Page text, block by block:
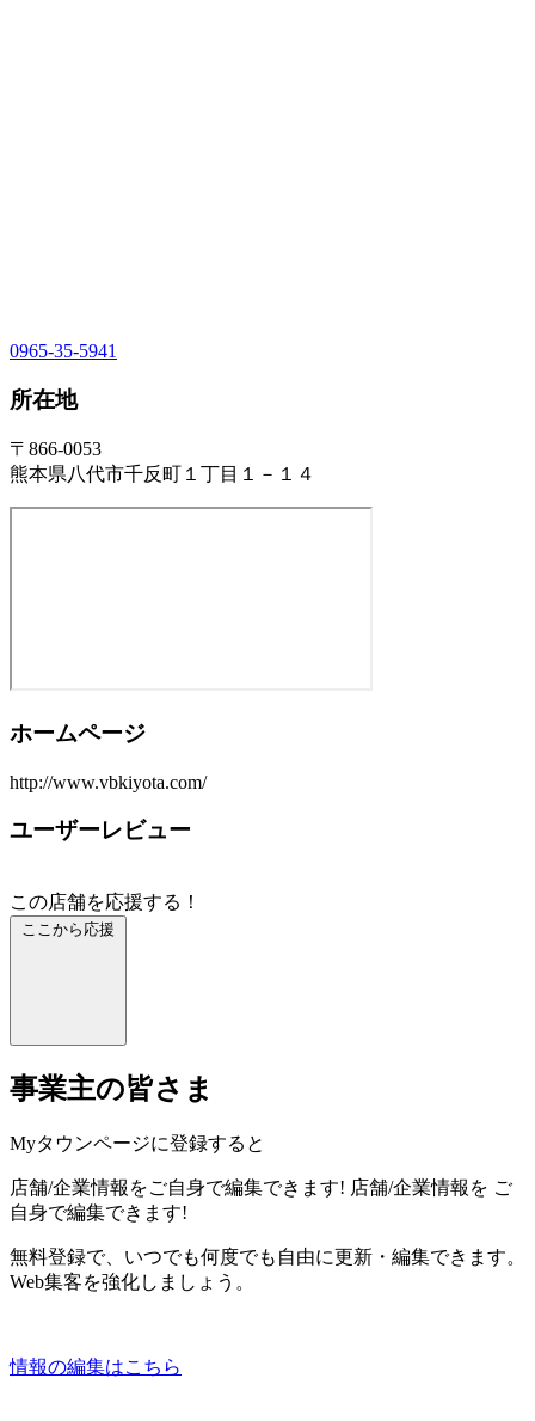
0965-35-5941
所在地
〒866-0053
熊本県八代市千反町１丁目１－１４
ホームページ
http://www.vbkiyota.com/
ユーザーレビュー
この店舗を応援する！
ここから応援
事業主の皆さま
Myタウンページに登録すると
店舗/企業情報をご自身で編集できます! 店舗/企業情報を ご
自身で編集できます!
無料登録で、いつでも何度でも自由に更新・編集できます。
Web集客を強化しましょう。
情報の編集はこちら